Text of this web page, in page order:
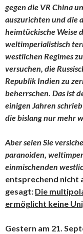
gegen die VR China
auszurichten und die
heimtückische Weise
weltimperialistisch
westlichen Regimes
versuchen, die
Republik Indien zu
beherrschen. Das ist
einigen Jahren
die bislang nur mehr
Aber seien Sie
paranoiden,
einmischenden
entsprechend nicht
gesagt: Die
ermöglicht keine
Gestern am 21.